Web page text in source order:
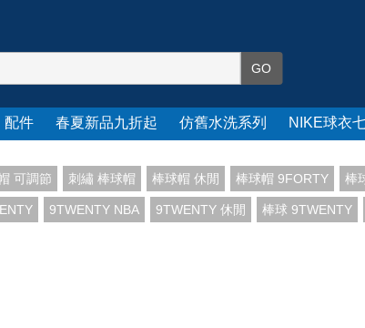
配件 春夏新品九折起 仿舊水洗系列 NIKE球衣
可調節 刺繡 棒球帽 棒球帽 休閒 棒球帽 9FORTY 棒
9TWENTY NBA 9TWENTY 休閒 棒球 9TWENTY